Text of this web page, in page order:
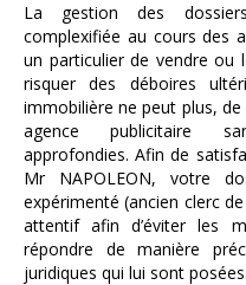
La gestion des
complexifiée au cours des
un particulier de vendre ou
risquer des déboires
immobilière ne peut plus,
agence publicitaire
approfondies. Afin de
Mr NAPOLEON, votre
expérimenté (ancien clerc
attentif afin d’éviter les
répondre de manière
juridiques qui lui sont posées.